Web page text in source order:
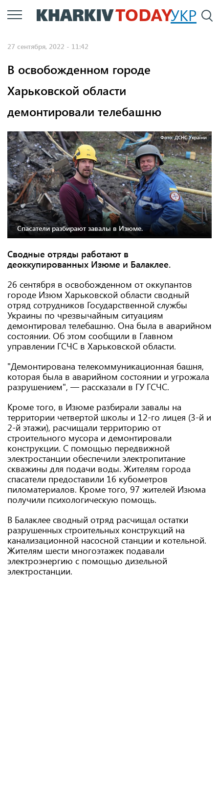
Перейти
к
УКР
27 сентября, 2022 - 11:42
В освобожденном городе
Харьковской области
демонтировали телебашню
Фото: ДСНС України
Спасатели разбирают завалы в Изюме.
Сводные отряды работают в
деоккупированных Изюме и Балаклее.
26 сентября в освобожденном от оккупантов
городе Изюм Харьковской области сводный
отряд сотрудников Государственной службы
Украины по чрезвычайным ситуациям
демонтировал телебашню. Она была в аварийном
состоянии. Об этом сообщили в Главном
управлении ГСЧС в Харьковской области.
"Демонтирована телекоммуникационная башня,
которая была в аварийном состоянии и угрожала
разрушением", — рассказали в ГУ ГСЧС.
Кроме того, в Изюме разбирали завалы на
территории четвертой школы и 12-го лицея (3-й и
2-й этажи), расчищали территорию от
строительного мусора и демонтировали
конструкции. С помощью передвижной
электростанции обеспечили электропитание
скважины для подачи воды. Жителям города
спасатели предоставили 16 кубометров
пиломатериалов. Кроме того, 97 жителей Изюма
получили психологическую помощь.
В Балаклее сводный отряд расчищал остатки
разрушенных строительных конструкций на
канализационной насосной станции и котельной.
Жителям шести многоэтажек подавали
электроэнергию с помощью дизельной
электростанции.